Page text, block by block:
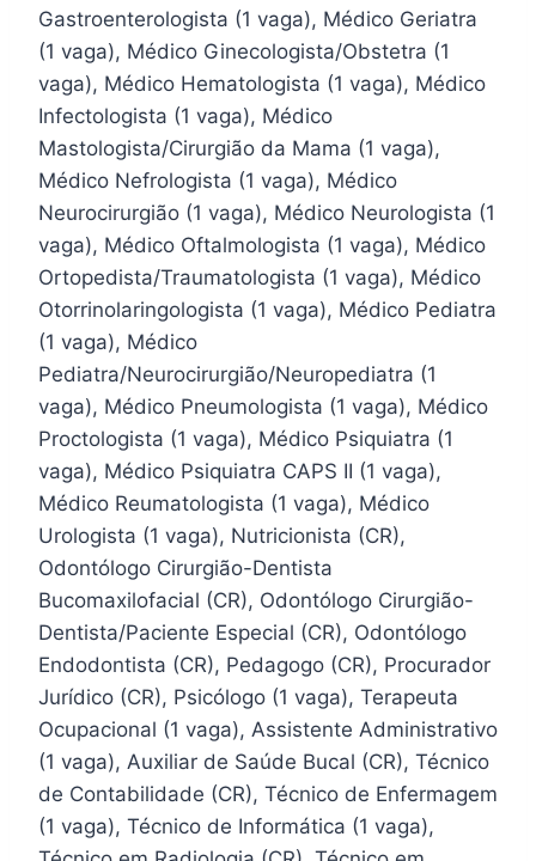
Gastroenterologista (1 vaga), Médico Geriatra
(1 vaga), Médico Ginecologista/Obstetra (1
vaga), Médico Hematologista (1 vaga), Médico
Infectologista (1 vaga), Médico
Mastologista/Cirurgião da Mama (1 vaga),
Médico Nefrologista (1 vaga), Médico
Neurocirurgião (1 vaga), Médico Neurologista (1
vaga), Médico Oftalmologista (1 vaga), Médico
Ortopedista/Traumatologista (1 vaga), Médico
Otorrinolaringologista (1 vaga), Médico Pediatra
(1 vaga), Médico
Pediatra/Neurocirurgião/Neuropediatra (1
vaga), Médico Pneumologista (1 vaga), Médico
Proctologista (1 vaga), Médico Psiquiatra (1
vaga), Médico Psiquiatra CAPS II (1 vaga),
Médico Reumatologista (1 vaga), Médico
Urologista (1 vaga), Nutricionista (CR),
Odontólogo Cirurgião-Dentista
Bucomaxilofacial (CR), Odontólogo Cirurgião-
Dentista/Paciente Especial (CR), Odontólogo
Endodontista (CR), Pedagogo (CR), Procurador
Jurídico (CR), Psicólogo (1 vaga), Terapeuta
Ocupacional (1 vaga), Assistente Administrativo
(1 vaga), Auxiliar de Saúde Bucal (CR), Técnico
de Contabilidade (CR), Técnico de Enfermagem
(1 vaga), Técnico de Informática (1 vaga),